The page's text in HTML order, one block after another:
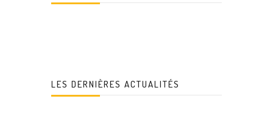
LES DERNIÈRES ACTUALITÉS